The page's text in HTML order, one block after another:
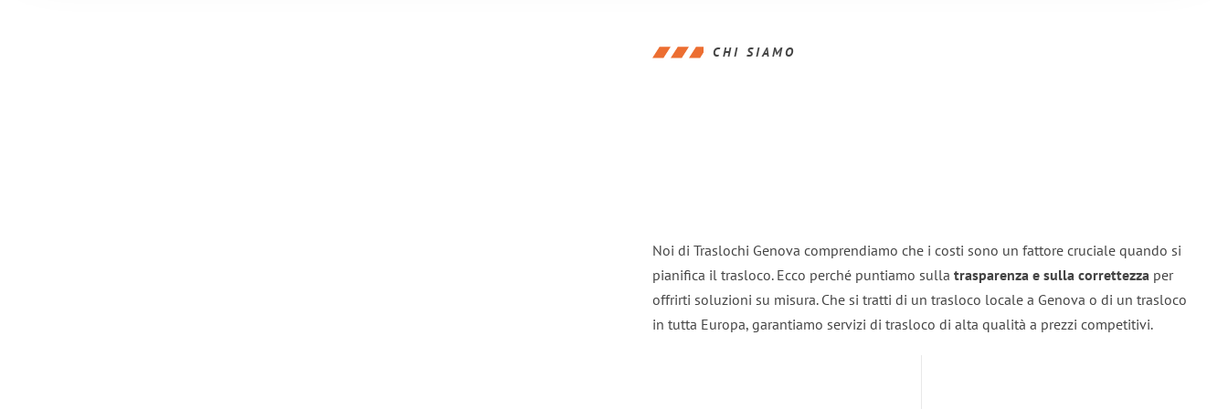
CHI SIAMO
Noi di Traslochi Genova comprendiamo che i costi sono un fattore cruciale quando si
pianifica il trasloco. Ecco perché puntiamo sulla trasparenza e sulla correttezza per
offrirti soluzioni su misura. Che si tratti di un trasloco locale a Genova o di un trasloco
in tutta Europa, garantiamo servizi di trasloco di alta qualità a prezzi competitivi.